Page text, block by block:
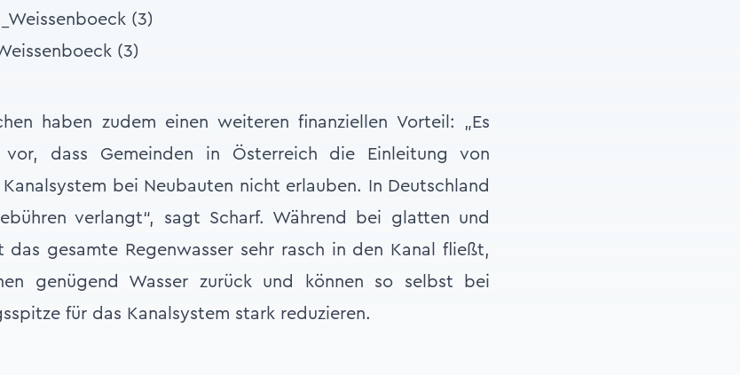
(3)
haben zudem einen weiteren finanziellen Vorteil: „Es
vor, dass Gemeinden in Österreich die Einleitung von
bei Neubauten nicht erlauben. In Deutschland
verlangt“, sagt Scharf. Während bei glatten und
gesamte Regenwasser sehr rasch in den Kanal fließt,
genügend Wasser zurück und können so selbst bei
für das Kanalsystem stark reduzieren.